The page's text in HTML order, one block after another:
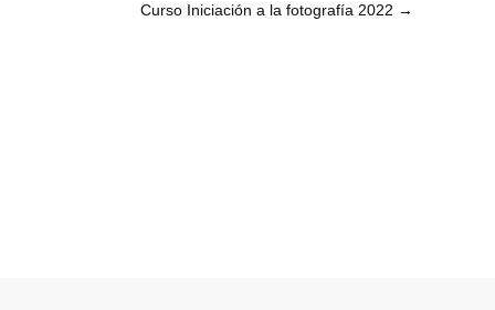
Curso Iniciación a la fotografía 2022 →